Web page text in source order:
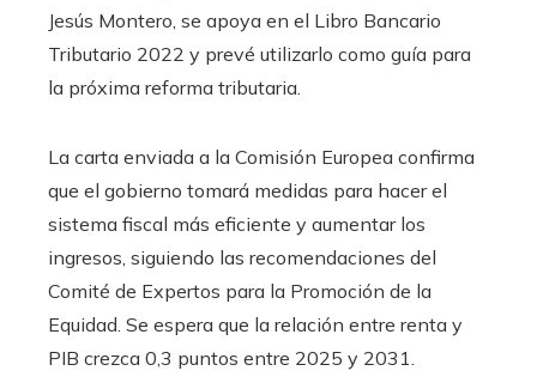
Jesús Montero, se apoya en el Libro Bancario
Tributario 2022 y prevé utilizarlo como guía para
la próxima reforma tributaria.
La carta enviada a la Comisión Europea confirma
que el gobierno tomará medidas para hacer el
sistema fiscal más eficiente y aumentar los
ingresos, siguiendo las recomendaciones del
Comité de Expertos para la Promoción de la
Equidad. Se espera que la relación entre renta y
PIB crezca 0,3 puntos entre 2025 y 2031.